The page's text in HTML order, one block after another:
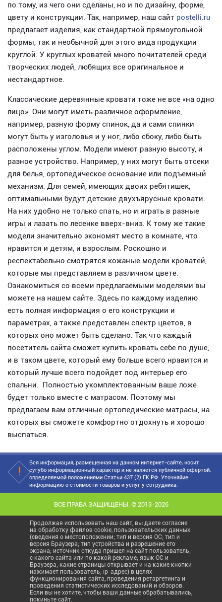
по тому, из чего они сделаны, но и по дизайну, форме,
цвету и конструкции. Так, например, наш сайт postelli.ru
предлагает изделия, как стандартной прямоугольной
формы, так и необычной для этого вида продукции
круглой. У круглых кроватей много почитателей среди
творческих людей, любящих все оригинальное и
нестандартное.
Классические деревянные кровати тоже не все «на одно
лицо». Они могут иметь различное оформление,
например, разную форму спинок, да и сами спинки
могут быть у изголовья и у ног, либо сбоку, либо быть
расположены углом. Модели имеют разную высоту, и
разное устройство. Например, у них могут быть отсеки
для белья, ортопедическое основание или подъемный
механизм. Для семей, имеющих двоих ребятишек,
оптимальными будут детские двухъярусные кровати.
На них удобно не только спать, но и играть в разные
игры и лазать по лесенке вверх-вниз. К тому же такие
модели значительно экономят место в комнате, что
нравится и детям, и взрослым. Роскошно и
респектабельно смотрятся кожаные модели кроватей,
которые мы представляем в различном цвете.
Ознакомиться со всеми предлагаемыми моделями вы
можете на нашем сайте. Здесь по каждому изделию
есть полная информация о его конструкции и
параметрах, а также представлен спектр цветов, в
которых оно может быть сделано. Так что каждый
посетитель сайта сможет купить кровать себе по душе,
и в таком цвете, который ему больше всего нравится и
который лучше всего подойдет под интерьер его
спальни. Полностью укомплектованным ваше ложе
будет только вместе с матрасом. Поэтому мы
предлагаем вам отличные ортопедические матрасы, на
которых вы сможете комфортно отдохнуть и хорошо
выспаться.
Вся информация, размещенная на данном интернет-сайте, носит
сугубо информационный характер и не является публичной офертой,
определяемой положениями Статьи 437 (2) ГК РФ. Уточняйие
информацию о стоимости товаров и услуг у сотрудника.
ВСЕ ПРАВА ЗАЩИЩЕНЫ. © 2013-2026
Продолжая использовать наш сайт, вы даете согласие
на обработку файлов cookie, пользовательских данных
(сведения о местоположении; тип и версия ОС; тип и
версия Браузера; тип устройства и разрешение его
экрана; источник откуда пришел на сайт пользователь;
с какого сайта или по какой рекламе; язык ОС и
Браузера; какие страницы открывает и на какие кнопки
нажимает пользователь; ip-адрес) в целях
функционирования сайта, проведения ретаргетинга и
проведения статистических исследований и обзоров.
Если вы не хотите, чтобы ваши данные обрабатывались,
покиньте сайт.